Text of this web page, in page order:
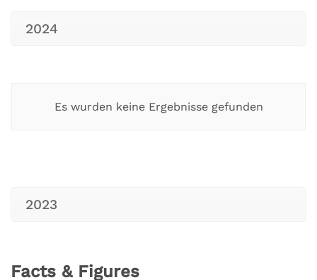
2024
Es wurden keine Ergebnisse gefunden
2023
Facts & Figures